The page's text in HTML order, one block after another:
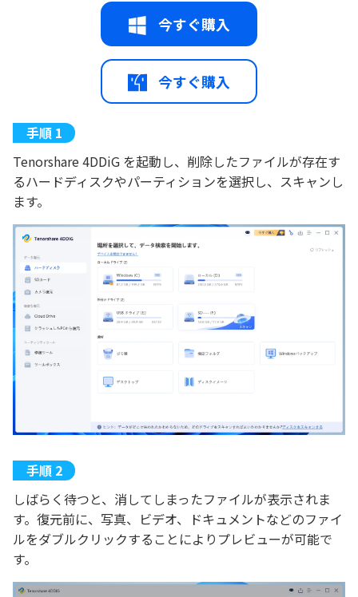
今すぐ購入
今すぐ購入
Tenorshare 4DDiG を起動し、削除したファイルが存在す
るハードディスクやパーティションを選択し、スキャンし
ます。
しばらく待つと、消してしまったファイルが表示されま
す。復元前に、写真、ビデオ、ドキュメントなどのファイ
ルをダブルクリックすることによりプレビューが可能で
す。